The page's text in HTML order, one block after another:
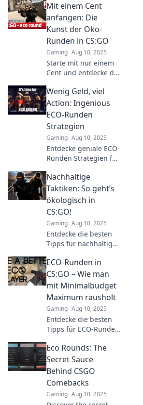
Mit einem Cent
anfangen: Die
Kunst der Öko-
Runden in CS:GO
Gaming Aug 10, 2025
Starte mit nur einem
Cent und entdecke die
Runden in CS:GO!
Meistere das Spiel mit
cleveren Strategien!
Wenig Geld, viel
Action: Ingenious
ECO-Runden
Strategien
Gaming Aug 10, 2025
Entdecke geniale ECO-
Runden Strategien für
Geld! Hol dir die
besten Tipps, um
clever zu spielen und
zu sparen!
Nachhaltige
Taktiken: So geht’s
ökologisch in
CS:GO!
Gaming Aug 10, 2025
Entdecke die besten
Tipps für nachhaltiges
Ökologisch zocken war
nie einfacher – jetzt
informieren und
deinem Spielstil
ändern!
ECO-Runden in
CS:GO – Wie man
mit Minimalbudget
Maximum rausholt
Gaming Aug 10, 2025
Entdecke die besten
Tipps für ECO-Runden
mit Minimalbudget
das Maximum aus
deinem Spiel heraus.
Eco Rounds: The
Secret Sauce
Behind CSGO
Comebacks
Gaming Aug 10, 2025